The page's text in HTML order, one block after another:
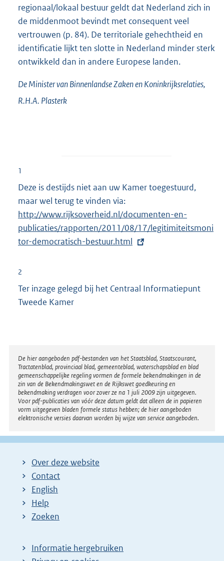
regionaal/lokaal bestuur geldt dat Nederland zich in
de middenmoot bevindt met consequent veel
vertrouwen (p. 84). De territoriale gehechtheid en
identificatie lijkt ten slotte in Nederland minder sterk
ontwikkeld dan in andere Europese landen.
De Minister van Binnenlandse Zaken en Koninkrijksrelaties,
R.H.A. Plasterk
1
Deze is destijds niet aan uw Kamer toegestuurd,
maar wel terug te vinden via:
x
t
e
http://www.rijksoverheid.nl/documenten-en-
publicaties/rapporten/2011/08/17/legitimiteitsmoni
tor-democratisch-bestuur.html
2
Ter inzage gelegd bij het Centraal Informatiepunt
Tweede Kamer
Disclaimer
De hier aangeboden pdf-bestanden van het Staatsblad, Staatscourant,
Tractatenblad, provinciaal blad, gemeenteblad, waterschapsblad en blad
gemeenschappelijke regeling vormen de formele bekendmakingen in de
zin van de Bekendmakingswet en de Rijkswet goedkeuring en
bekendmaking verdragen voor zover ze na 1 juli 2009 zijn uitgegeven.
Voor pdf-publicaties van vóór deze datum geldt dat alleen de in papieren
vorm uitgegeven bladen formele status hebben; de hier aangeboden
elektronische versies daarvan worden bij wijze van service aangeboden.
Over deze website
Contact
English
Help
Zoeken
Informatie hergebruiken